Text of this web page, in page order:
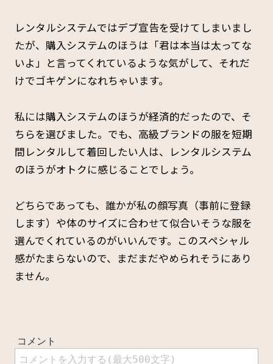
レンタルシステムではデブ宣告を受けてしまいまし
たが、購入システムのほうは「君は本当は太ってな
いよ」と言ってくれているような気がして、それだ
けでゴキゲンになれちゃいます。
私には購入システムのほうが経済的だったので、そ
ちらを選びました。でも、高級ブランドの服を短期
間レンタルして着回したい人は、レンタルシステム
のほうがオトクに感じることでしょう。
どちらであっても、誰かが私の顔写真（事前に登録
します）や体のサイズに合わせて似合いそうな服を
選んでくれているのがいいんです。このスペシャル
感がたまらないので、まだまだやめられそうにあり
ません。